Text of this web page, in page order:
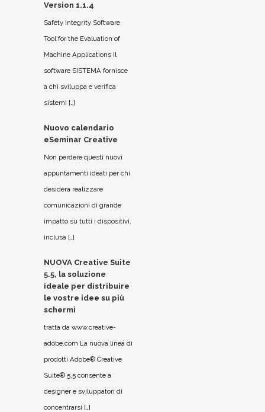
Version 1.1.4
Safety Integrity Software
Tool for the Evaluation of
Machine Applications Il
software SISTEMA fornisce
a chi sviluppa e verifica
sistemi […]
Nuovo calendario
eSeminar Creative
Non perdere questi nuovi
appuntamenti ideati per chi
desidera realizzare
comunicazioni di grande
impatto su tutti i dispositivi,
inclusa […]
NUOVA Creative Suite
5.5, la soluzione
ideale per distribuire
le vostre idee su più
schermi
tratta da www.creative-
adobe.com La nuova linea di
prodotti Adobe® Creative
Suite® 5.5 consente a
designer e sviluppatori di
concentrarsi […]